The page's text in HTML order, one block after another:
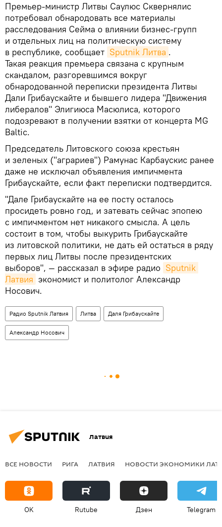
Премьер-министр Литвы Саулюс Сквернялис
потребовал обнародовать все материалы
расследования Сейма о влиянии бизнес-групп
и отдельных лиц на политическую систему
в республике, сообщает Sputnik Литва .
Такая реакция премьера связана с крупным
скандалом, разгоревшимся вокруг
обнародованной переписки президента Литвы
Дали Грибаускайте и бывшего лидера "Движения
либералов" Элигиюса Масюлиса, которого
подозревают в получении взятки от концерта MG
Baltic.
Председатель Литовского союза крестьян
и зеленых ("аграриев") Рамунас Карбаускис ранее
даже не исключал объявления импичмента
Грибаускайте, если факт переписки подтвердится.
"Дале Грибаускайте на ее посту осталось
просидеть ровно год, и затевать сейчас эпопею
с импичментом нет никакого смысла. А цель
состоит в том, чтобы выкурить Грибаускайте
из литовской политики, не дать ей остаться в ряду
первых лиц Литвы после президентских
выборов", — рассказал в эфире радио Sputnik
Латвия экономист и политолог Александр
Носович.
Радио Sputnik Латвия Литва Даля Грибаускайте
Александр Носович
Латвия
ВСЕ НОВОСТИ РИГА ЛАТВИЯ НОВОСТИ ЭКОНОМИКИ
OK Rutube Дзен Telegram